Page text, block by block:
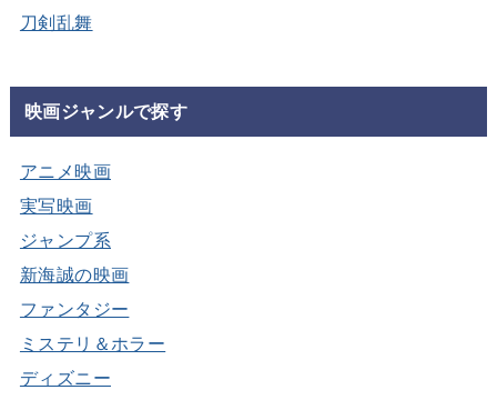
刀剣乱舞
映画ジャンルで探す
アニメ映画
実写映画
ジャンプ系
新海誠の映画
ファンタジー
ミステリ＆ホラー
ディズニー